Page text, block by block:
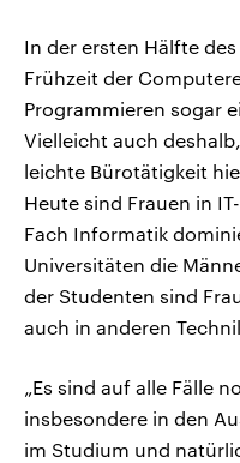
In der ersten Hälfte
Frühzeit der
Programmieren sogar
Vielleicht auch
leichte Bürotätigkeit
Heute sind Frauen in
Fach Informatik
Universitäten die
der Studenten sind
auch in anderen
„Es sind auf alle Fälle
insbesondere in den
im Studium und